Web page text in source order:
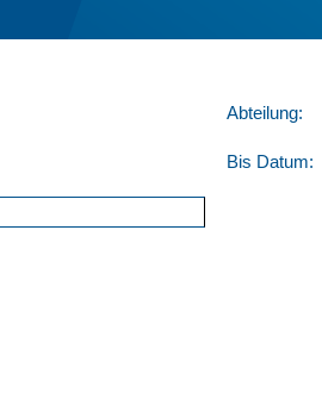
Abteilung:
Bis Datum: